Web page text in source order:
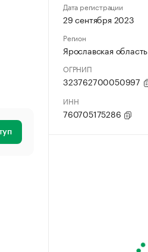
Дата регистрации
29 сентября 2023
Регион
Ярославская область
ОГРНИП
323762700050997
ИНН
760705175286